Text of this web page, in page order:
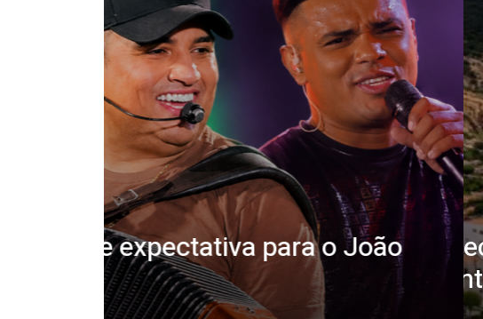
Prefeitura de Catingueira
servidores municipais